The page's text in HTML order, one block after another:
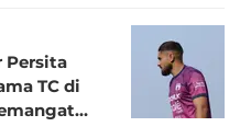
Persita
TC di